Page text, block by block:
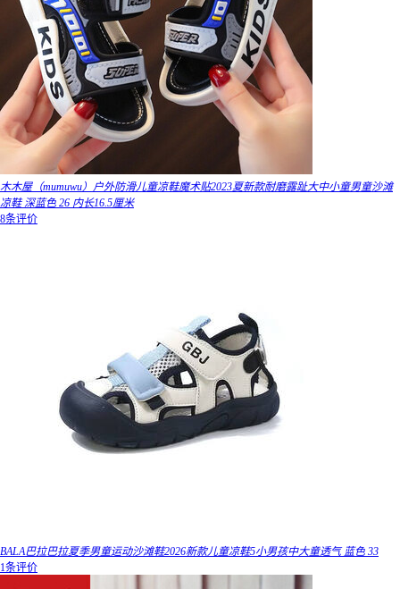
木木屋（mumuwu）户外防滑儿童凉鞋魔术贴2023夏新款耐磨露趾大中小童男童沙滩
凉鞋 深蓝色 26 内长16.5厘米
8条评价
BALA巴拉巴拉夏季男童运动沙滩鞋2026新款儿童凉鞋5小男孩中大童透气 蓝色 33
1条评价